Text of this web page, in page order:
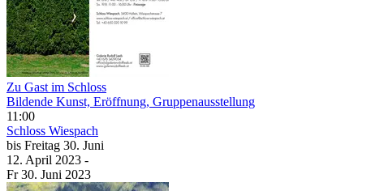
Zu Gast im Schloss
Bildende Kunst, Eröffnung, Gruppenausstellung
11:00
Schloss Wiespach
bis Freitag 30. Juni
12. April 2023 -
Fr30. Juni 2023